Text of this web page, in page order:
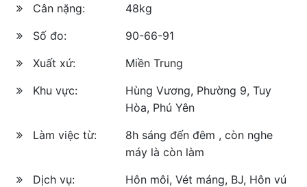
Cân nặng:
48kg
Số đo:
90-66-91
Xuất xứ:
Miền Trung
Khu vực:
Hùng Vương, Phường 9, Tuy
Hòa, Phú Yên
Làm việc từ:
8h sáng đến đêm , còn nghe
máy là còn làm
Dịch vụ:
Hôn môi, Vét máng, BJ, Hôn vú